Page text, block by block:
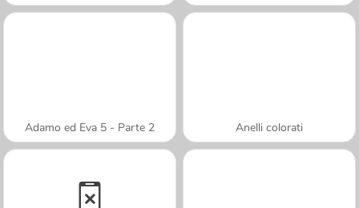
Adamo ed Eva 5 - Parte 2 Anelli colorati